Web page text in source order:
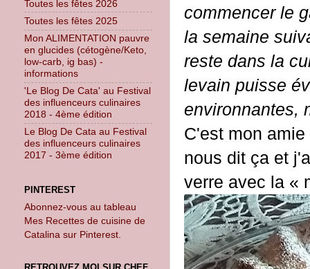
commencer le
la semaine
reste dans la
levain puisse
environnantes,
C'est mon
nous dit ça et
verre avec la «
Toutes les fêtes 2026
Toutes les fêtes 2025
Mon ALIMENTATION pauvre
en glucides (cétogène/Keto,
low-carb, ig bas) -
informations
'Le Blog De Cata' au Festival
des influenceurs culinaires
2018 - 4ème édition
Le Blog De Cata au Festival
des influenceurs culinaires
2017 - 3ème édition
PINTEREST
Abonnez-vous au tableau
Mes Recettes de cuisine de
Catalina sur Pinterest.